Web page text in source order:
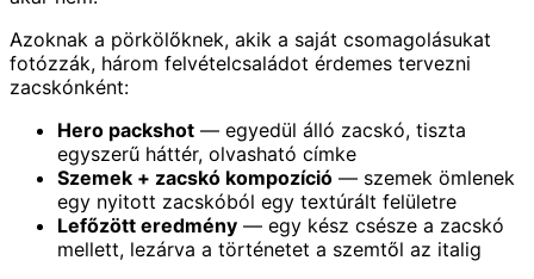
Azoknak a pörkölőknek, akik a saját csomagolásukat
fotózzák, három felvételcsaládot érdemes tervezni
zacskónként:
Hero packshot — egyedül álló zacskó, tiszta
egyszerű háttér, olvasható címke
Szemek + zacskó kompozíció — szemek ömlenek
egy nyitott zacskóból egy textúrált felületre
Lefőzött eredmény — egy kész csésze a zacskó
mellett, lezárva a történetet a szemtől az italig